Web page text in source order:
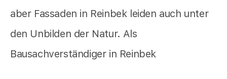
aber Fassaden in Reinbek leiden auch unter
den Unbilden der Natur. Als
Bausachverständiger in Reinbek